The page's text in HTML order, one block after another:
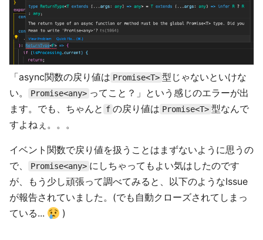
「async関数の戻り値は Promise<T> 型じゃないといけな
い。
Promise<any> ってこと？」という感じのエラーが出
ます。でも、ちゃんと f の戻り値は Promise<T> 型なんで
すよねぇ。。。
イベント関数で戻り値を扱うことはまずないように思うの
で、
Promise<any> にしちゃってもよい気はしたのです
が、もう少し頑張って調べてみると、以下のようなIssue
が報告されていました。(でも自動クローズされてしまっ
ている...
)